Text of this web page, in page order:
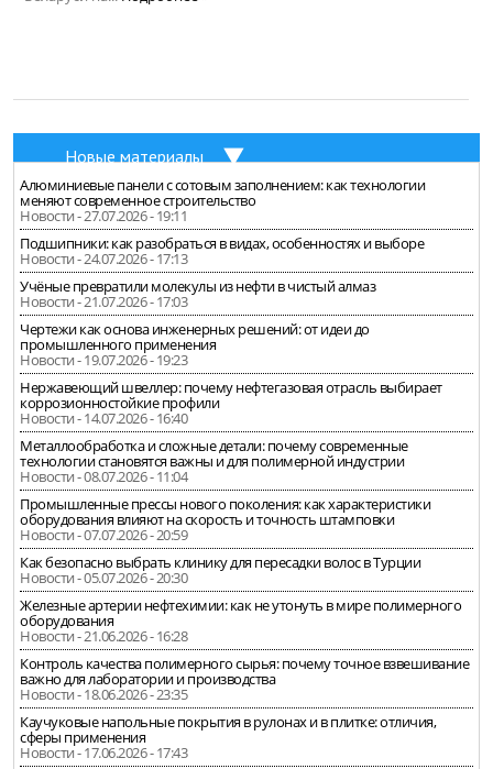
Новые материалы
Алюминиевые панели с сотовым заполнением: как технологии
меняют современное строительство
Новости - 27.07.2026 - 19:11
Подшипники: как разобраться в видах, особенностях и выборе
Новости - 24.07.2026 - 17:13
Учёные превратили молекулы из нефти в чистый алмаз
Новости - 21.07.2026 - 17:03
Чертежи как основа инженерных решений: от идеи до
промышленного применения
Новости - 19.07.2026 - 19:23
Нержавеющий швеллер: почему нефтегазовая отрасль выбирает
коррозионностойкие профили
Новости - 14.07.2026 - 16:40
Металлообработка и сложные детали: почему современные
технологии становятся важны и для полимерной индустрии
Новости - 08.07.2026 - 11:04
Промышленные прессы нового поколения: как характеристики
оборудования влияют на скорость и точность штамповки
Новости - 07.07.2026 - 20:59
Как безопасно выбрать клинику для пересадки волос в Турции
Новости - 05.07.2026 - 20:30
Железные артерии нефтехимии: как не утонуть в мире полимерного
оборудования
Новости - 21.06.2026 - 16:28
Контроль качества полимерного сырья: почему точное взвешивание
важно для лаборатории и производства
Новости - 18.06.2026 - 23:35
Каучуковые напольные покрытия в рулонах и в плитке: отличия,
сферы применения
Новости - 17.06.2026 - 17:43